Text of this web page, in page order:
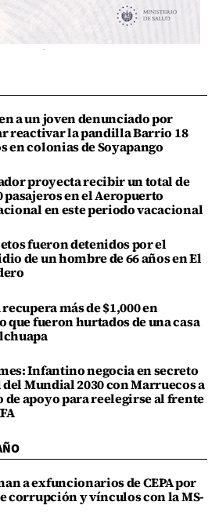
a un joven denunciado por
reactivar la pandilla Barrio 18
en colonias de Soyapango
proyecta recibir un total de
pasajeros en el Aeropuerto
en este periodo vacacional
fueron detenidos por el
de un hombre de 66 años en El
más de $1,000 en
que fueron hurtados de una casa
Infantino negocia en secreto
Mundial 2030 con Marruecos a
de apoyo para reelegirse al frente
a exfuncionarios de CEPA por
corrupción y vínculos con la MS-